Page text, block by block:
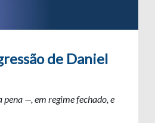
de Daniel
—, em regime fechado, e